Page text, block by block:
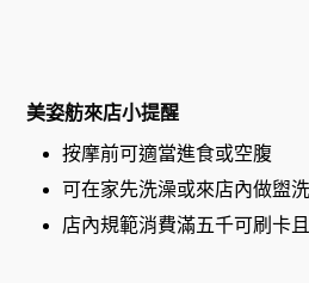
美姿舫來店小提醒
按摩前可適當進食或空腹
可在家先洗澡或來店內做盥洗
店內規範消費滿五千可刷卡